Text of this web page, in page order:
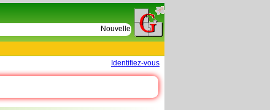
Nouvelles tables : 664 actes de D Le Cercueil
Identifiez-vous